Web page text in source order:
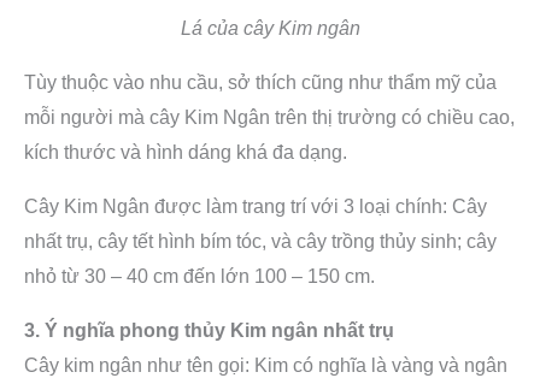
Lá của cây Kim ngân
Tùy thuộc vào nhu cầu, sở thích cũng như thẩm mỹ của
mỗi người mà cây Kim Ngân trên thị trường có chiều cao,
kích thước và hình dáng khá đa dạng.
Cây Kim Ngân được làm trang trí với 3 loại chính: Cây
nhất trụ, cây tết hình bím tóc, và cây trồng thủy sinh; cây
nhỏ từ 30 – 40 cm đến lớn 100 – 150 cm.
3. Ý nghĩa phong thủy Kim ngân nhất trụ
Cây kim ngân như tên gọi: Kim có nghĩa là vàng và ngân